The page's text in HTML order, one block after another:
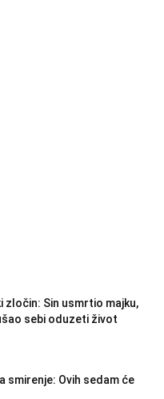
zločin: Sin usmrtio majku,
sebi oduzeti život
smirenje: Ovih sedam će